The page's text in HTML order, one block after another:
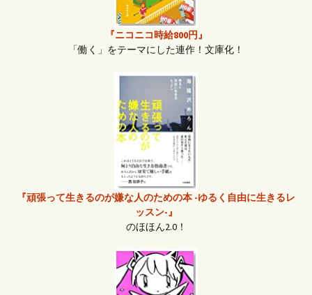
『ニコニコ時給800円』
「働く」をテーマにした連作！文庫化！
『頑張って生きるのが嫌な人のための本 -ゆるく自由に生きるレ
ッスン-』
のほほん2.0！